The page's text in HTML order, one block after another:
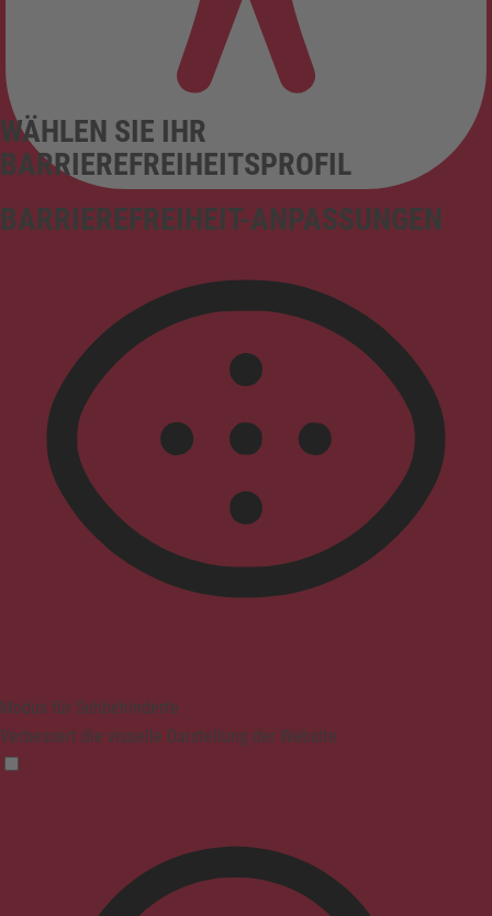
BARRIEREFREIHEIT-ANPASSUNGEN
WÄHLEN SIE IHR
BARRIEREFREIHEITSPROFIL
Modus für Sehbehinderte
Verbessert die visuelle Darstellung der Website